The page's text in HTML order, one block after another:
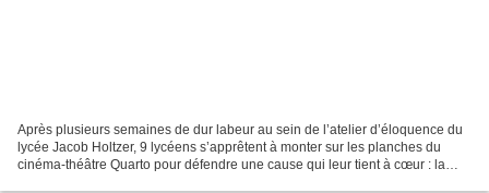
Après plusieurs semaines de dur labeur au sein de l’atelier d’éloquence du
lycée Jacob Holtzer, 9 lycéens s’apprêtent à monter sur les planches du
cinéma-théâtre Quarto pour défendre une cause qui leur tient à cœur : la